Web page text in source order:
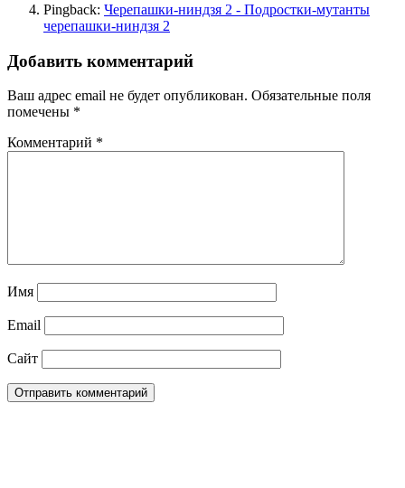
Pingback: Черепашки-ниндзя 2 - Подростки-мутанты
черепашки-ниндзя 2
Добавить комментарий
Ваш адрес email не будет опубликован. Обязательные поля
помечены *
Комментарий *
Имя
Email
Сайт